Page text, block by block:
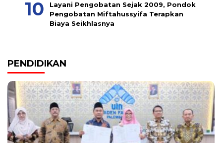
Layani Pengobatan Sejak 2009, Pondok
Pengobatan Miftahussyifa Terapkan
Biaya Seikhlasnya
PENDIDIKAN